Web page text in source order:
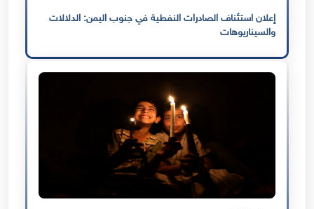
إعلان استئناف الصادرات النفطية في جنوب اليمن: الدلالات
والسيناريوهات